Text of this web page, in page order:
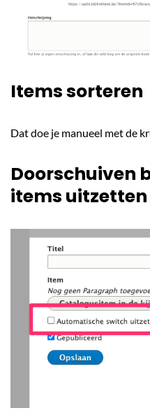
Items sorteren
Dat doe je manueel met de
Doorschuiven
items uitzetten